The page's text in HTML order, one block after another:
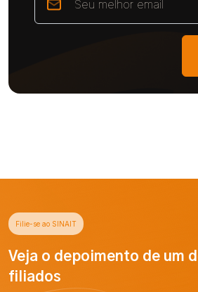
Filie-se ao SINAIT
Veja o depoimento de um
filiados